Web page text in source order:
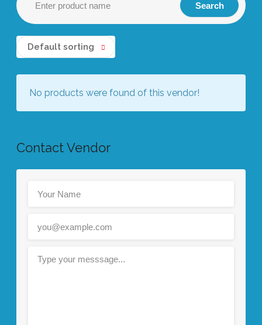
Default sorting
No products were found of this vendor!
Contact Vendor